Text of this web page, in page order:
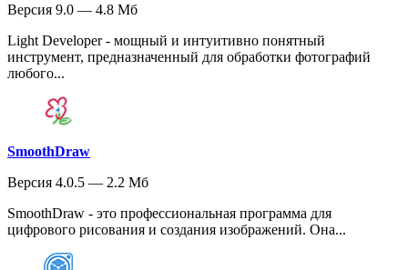
Версия 9.0 — 4.8 Мб
Light Developer - мощный и интуитивно понятный
инструмент, предназначенный для обработки фотографий
любого...
SmoothDraw
Версия 4.0.5 — 2.2 Мб
SmoothDraw - это профессиональная программа для
цифрового рисования и создания изображений. Она...